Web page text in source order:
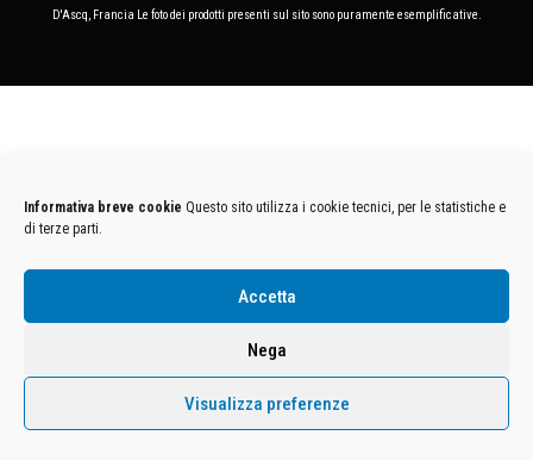
Informativa breve cookie Questo sito utilizza i cookie tecnici, per le statistiche e
di terze parti.
Accetta
Nega
Visualizza preferenze
D'Ascq, Francia Le foto dei prodotti presenti sul sito sono puramente esemplificative.